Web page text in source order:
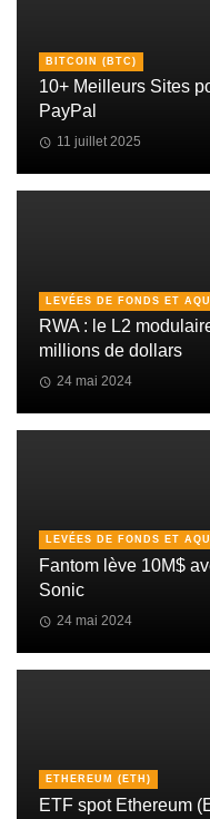
BITCOIN (BTC)
10+ Meilleurs Sites
PayPal
11 juillet 2025
LEVÉES DE FONDS ET
RWA : le L2
millions de dollars
24 mai 2024
LEVÉES DE FONDS ET
Fantom lève 10M$
Sonic
24 mai 2024
ETHEREUM (ETH)
ETF spot Ethereum